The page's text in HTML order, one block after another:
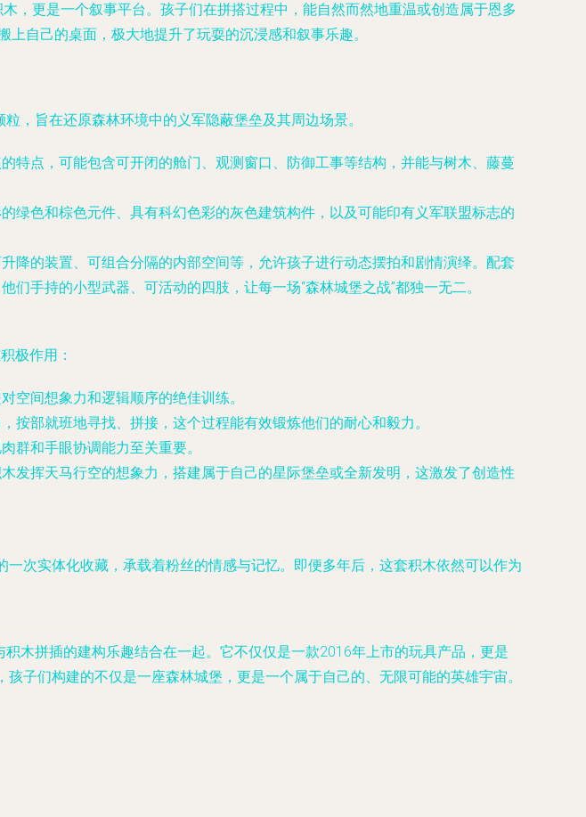
，更是一个叙事平台。孩子们在拼搭过程中，能自然而然地重温或创造属于恩多
自己的桌面，极大地提升了玩耍的沉浸感和叙事乐趣。
，旨在还原森林环境中的义军隐蔽堡垒及其周边场景。
特点，可能包含可开闭的舱门、观测窗口、防御工事等结构，并能与树木、藤蔓
绿色和棕色元件、具有科幻色彩的灰色建筑构件，以及可能印有义军联盟标志的
降的装置、可组合分隔的内部空间等，允许孩子进行动态摆拍和剧情演绎。配套
手持的小型武器、可活动的四肢，让每一场“森林城堡之战”都独一无二。
极作用：
空间想象力和逻辑顺序的绝佳训练。
按部就班地寻找、拼接，这个过程能有效锻炼他们的耐心和毅力。
群和手眼协调能力至关重要。
发挥天马行空的想象力，搭建属于自己的星际堡垒或全新发明，这激发了创造性
次实体化收藏，承载着粉丝的情感与记忆。即便多年后，这套积木依然可以作为
木拼插的建构乐趣结合在一起。它不仅仅是一款2016年上市的玩具产品，更是
子们构建的不仅是一座森林城堡，更是一个属于自己的、无限可能的英雄宇宙。